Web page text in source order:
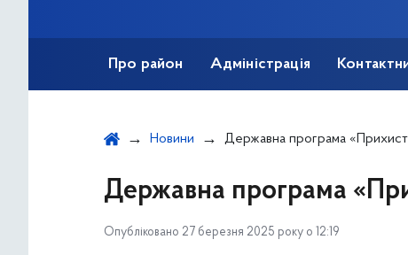
Про район Адміністрація
Новини Державна програма «Прихисток» -хто
Державна програма
Опубліковано 27 березня 2025 року о 12:19